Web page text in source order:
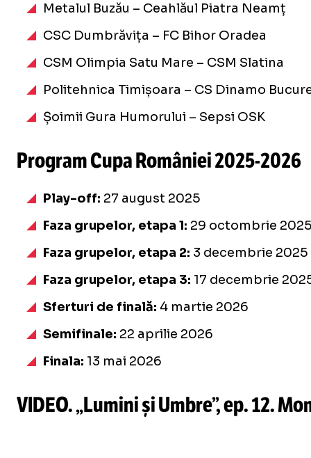
Metalul Buzău – Ceahlăul Piatra Neamț
CSC Dumbrăvița – FC Bihor Oradea
CSM Olimpia Satu Mare – CSM Slatina
Politehnica Timișoara – CS Dinamo
Șoimii Gura Humorului – Sepsi OSK
Program Cupa României2025-2026
Play-off: 27 august 2025
Faza grupelor, etapa 1: 29 octombrie
Faza grupelor, etapa 2: 3 decembrie 2025
Faza grupelor, etapa 3: 17 decembrie
Sferturi de finală: 4 martie 2026
Semifinale: 22 aprilie 2026
Finala: 13 mai 2026
VIDEO. „Lumini și Umbre”, ep. 12.